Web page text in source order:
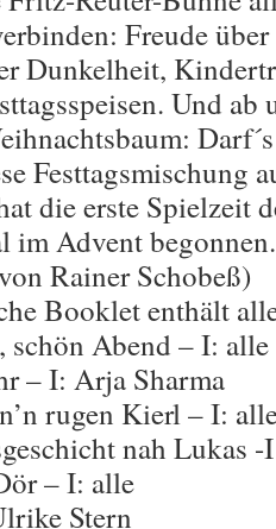
Freude
Dunkelheit,
Und
Festtagsmischung
die erste Spielzeit
im Advent begonnen.
Rainer Schobeß)
Booklet enthält
schön Abend – I: alle
– I: Arja Sharma
rugen Kierl – I:
nah Lukas
– I: alle
Stern